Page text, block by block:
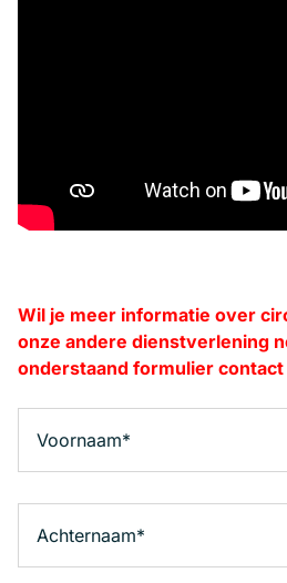
Wil je meer informatie over
onze andere dienstverlening
onderstaand formulier contact